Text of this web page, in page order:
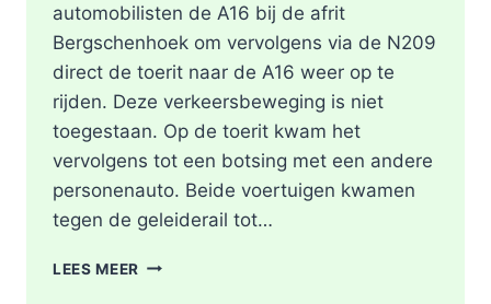
automobilisten de A16 bij de afrit
Bergschenhoek om vervolgens via de N209
direct de toerit naar de A16 weer op te
rijden. Deze verkeersbeweging is niet
toegestaan. Op de toerit kwam het
vervolgens tot een botsing met een andere
personenauto. Beide voertuigen kwamen
tegen de geleiderail tot…
LEES MEER GEWONDE